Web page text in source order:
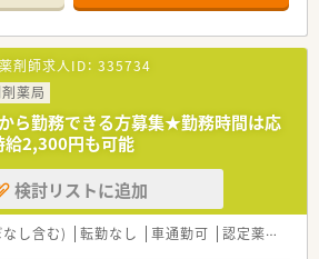
修の受講が可能です。在宅やセルフメディケ
り揃えています。
やブランクがある方も安心できる教育プロ
安心してスキルアップ出来ます。
は、基本研修から興味ある分野を学べるテー
その他年次や役職に合わせた研修が充実してい
は、九州がんセンターと九州大学病院と提携を
めなどは可能です。
ンテンツある動画は自宅でも視聴可能なよ
与されています。
＞
科・内科を中心に複数科目を応需していま
箋を薬剤師2名で対応しています。
りも積極的で、スキルアップも可能な環境で
薬剤師求人ID： 335734
薬局
から勤務できる方募集★勤務時間は応
2,300円も可能
検討リストに追加
し含む) 転勤なし 車通勤可 認定薬剤師取得支援あり